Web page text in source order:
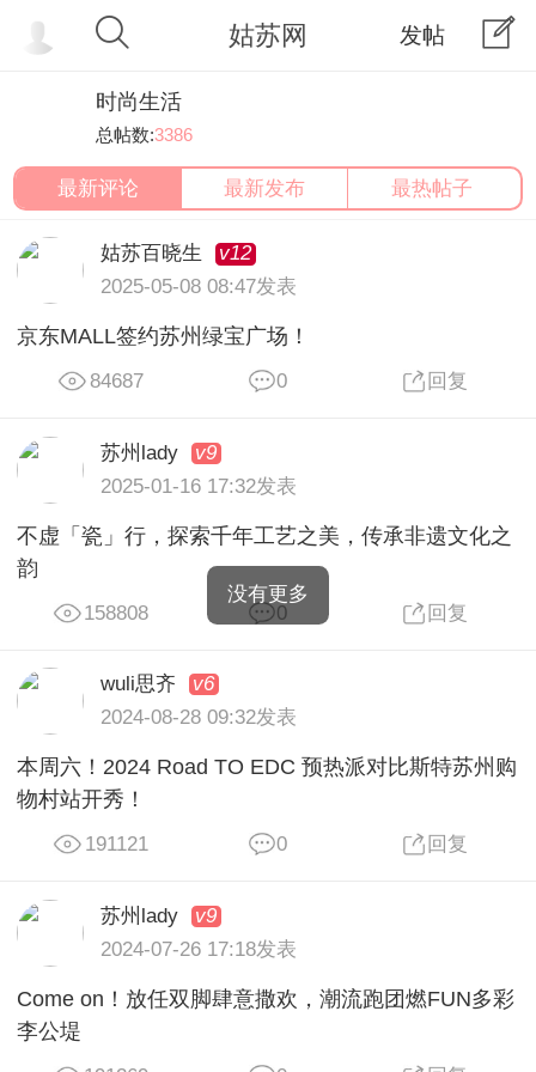
姑苏网 发帖
时尚生活
总帖数:3386
最新评论 最新发布 最热帖子
姑苏百晓生
v12
2025-05-08 08:47发表
京东MALL签约苏州绿宝广场！
84687 0 回复
苏州lady
v9
2025-01-16 17:32发表
不虚「瓷」行，探索千年工艺之美，传承非遗文化之
韵
158808 0 回复
wuli思齐
v6
2024-08-28 09:32发表
本周六！2024 Road TO EDC 预热派对比斯特苏州购
物村站开秀！
191121 0 回复
苏州lady
v9
2024-07-26 17:18发表
Come on！放任双脚肆意撒欢，潮流跑团燃FUN多彩
李公堤
没有更多